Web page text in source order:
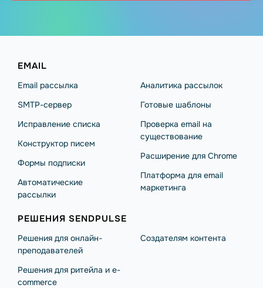
EMAIL
Email рассылка
SMTP-сервер
Исправление списка
Конструктор писем
Формы подписки
Автоматические
рассылки
Аналитика рассылок
Готовые шаблоны
Проверка email на
существование
Расширение для Chrome
Платформа для email
маркетинга
РЕШЕНИЯ SENDPULSE
Решения для онлайн-
преподавателей
Решения для ритейла и e-
commerce
Создателям контента